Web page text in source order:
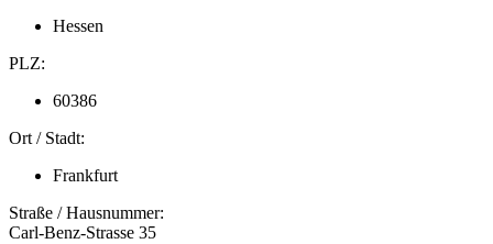
Hessen
PLZ:
60386
Ort / Stadt:
Frankfurt
Straße / Hausnummer:
Carl-Benz-Strasse 35